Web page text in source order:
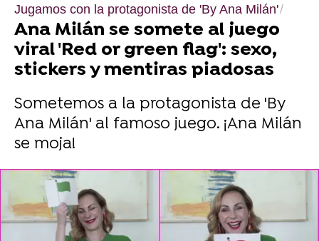
Jugamos con la protagonista de 'By Ana Milán'
Ana Milán se somete al juego
viral 'Red or green flag': sexo,
stickers y mentiras piadosas
Sometemos a la protagonista de 'By
Ana Milán' al famoso juego. ¡Ana Milán
se moja!